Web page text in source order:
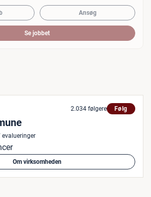
Ansøg
Se jobbet
2.034 følgere Følg
evalueringer
Om virksomheden